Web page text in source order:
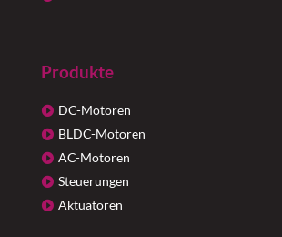
Produkte
DC-Motoren
BLDC-Motoren
AC-Motoren
Steuerungen
Aktuatoren